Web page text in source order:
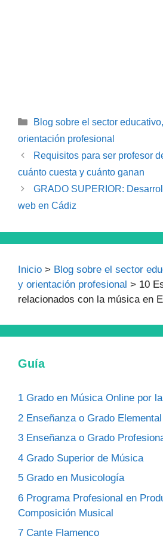
Categorías
Blog sobre el sector
orientación profesional
Requisitos para ser profesor
cuánto cuesta y cuánto ganan
GRADO SUPERIOR:
web en Cádiz
Inicio > Blog sobre el sector
y orientación profesional > 10
relacionados con la música en
Guía
1 Grado en Música Online por
2 Enseñanza o Grado
3 Enseñanza o Grado
4 Grado Superior de Música
5 Grado en Musicología
6 Programa Profesional en
Composición Musical
7 Cante Flamenco